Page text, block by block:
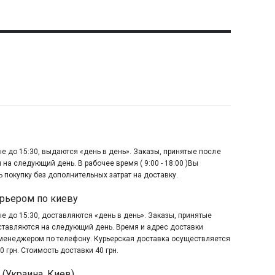
до 15:30, выдаются «день в день». Заказы, принятые после
на следующий день. В рабочее время ( 9:00 - 18:00 )Вы
покупку без дополнительных затрат на доставку.
по киеву
до 15:30, доставляются «день в день». Заказы, принятые
на следующий день. Время и адрес доставки
по телефону. Курьерская доставка осуществляется
грн. Стоимость доставки 40 грн.